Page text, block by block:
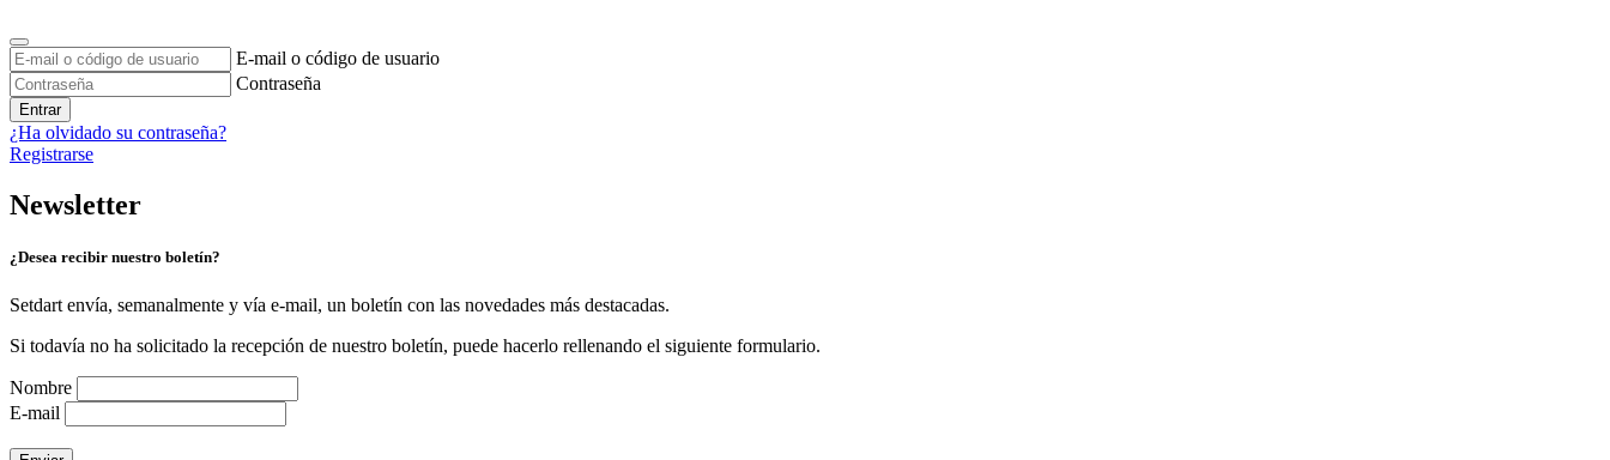
E-mail o código de usuario
Contraseña
Entrar
¿Ha olvidado su contraseña?
Registrarse
Newsletter
¿Desea recibir nuestro boletín?
Setdart envía, semanalmente y vía e-mail, un boletín con las novedades más destacadas.
Si todavía no ha solicitado la recepción de nuestro boletín, puede hacerlo rellenando el siguiente formulario.
Nombre
E-mail